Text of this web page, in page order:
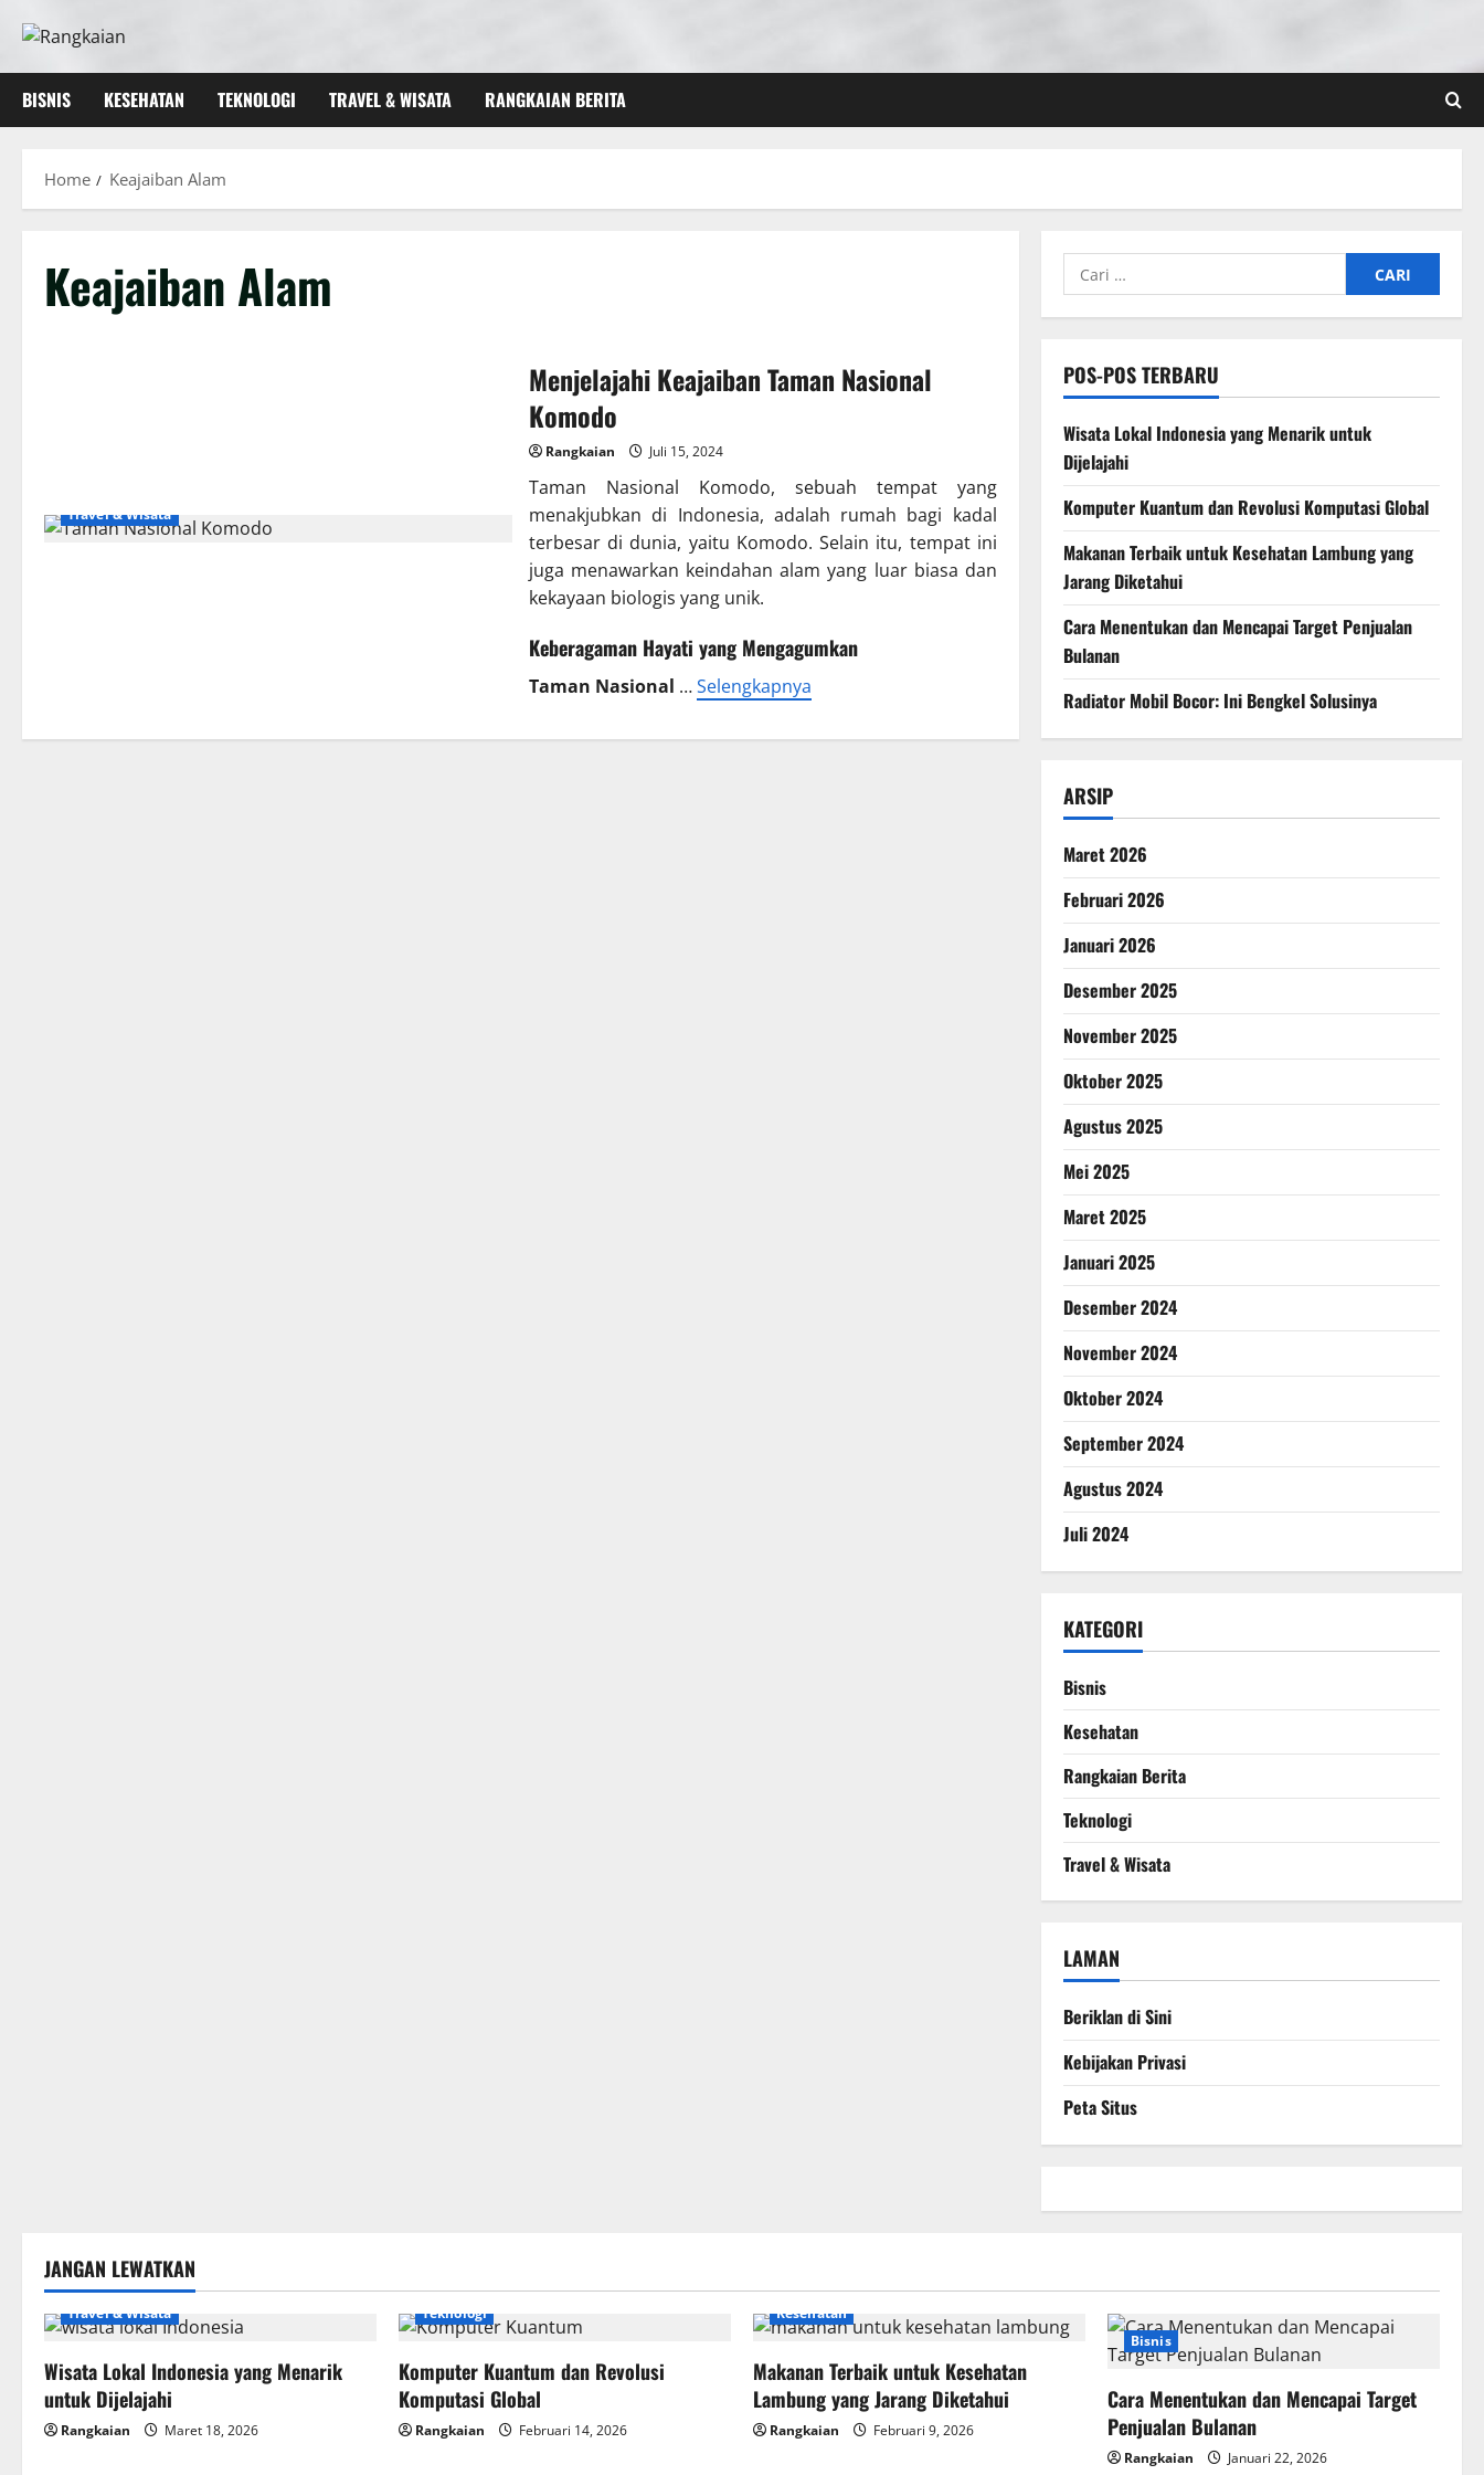
content
BISNIS KESEHATAN TEKNOLOGI TRAVEL & WISATA RANGKAIAN BERITA
Home Keajaiban Alam
Keajaiban Alam
Travel & Wisata
Menjelajahi Keajaiban Taman Nasional
Komodo
Rangkaian Juli 15, 2024
Taman Nasional Komodo, sebuah tempat yang
menakjubkan di Indonesia, adalah rumah bagi kadal
terbesar di dunia, yaitu Komodo. Selain itu, tempat ini
juga menawarkan keindahan alam yang luar biasa dan
kekayaan biologis yang unik.
Keberagaman Hayati yang Mengagumkan
Taman Nasional …Selengkapnya
Cari
untuk:
POS-POS TERBARU
Wisata Lokal Indonesia yang Menarik untuk
Dijelajahi
Komputer Kuantum dan Revolusi Komputasi Global
Makanan Terbaik untuk Kesehatan Lambung yang
Jarang Diketahui
Cara Menentukan dan Mencapai Target Penjualan
Bulanan
Radiator Mobil Bocor: Ini Bengkel Solusinya
ARSIP
Maret 2026
Februari 2026
Januari 2026
Desember 2025
November 2025
Oktober 2025
Agustus 2025
Mei 2025
Maret 2025
Januari 2025
Desember 2024
November 2024
Oktober 2024
September 2024
Agustus 2024
Juli 2024
KATEGORI
Bisnis
Kesehatan
Rangkaian Berita
Teknologi
Travel & Wisata
LAMAN
Beriklan di Sini
Kebijakan Privasi
Peta Situs
JANGAN LEWATKAN
Travel & Wisata
Wisata Lokal Indonesia yang Menarik
untuk Dijelajahi
Rangkaian Maret 18, 2026
Teknologi
Komputer Kuantum dan Revolusi
Komputasi Global
Rangkaian Februari 14, 2026
Kesehatan
Makanan Terbaik untuk Kesehatan
Lambung yang Jarang Diketahui
Rangkaian Februari 9, 2026
Bisnis
Cara Menentukan dan Mencapai Target
Penjualan Bulanan
Rangkaian Januari 22, 2026